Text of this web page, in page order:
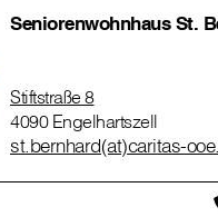
Seniorenwohnhaus St.
Stiftstraße 8
4090 Engelhartszell
st.bernhard(at)caritas-